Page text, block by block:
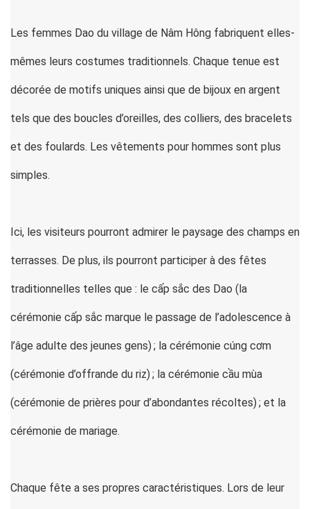
Les femmes Dao du village de Nâm Hông fabriquent elles-
mêmes leurs costumes traditionnels. Chaque tenue est
décorée de motifs uniques ainsi que de bijoux en argent
tels que des boucles d’oreilles, des colliers, des bracelets
et des foulards. Les vêtements pour hommes sont plus
simples.
Ici, les visiteurs pourront admirer le paysage des champs en
terrasses. De plus, ils pourront participer à des fêtes
traditionnelles telles que : le cấp sắc des Dao (la
cérémonie cấp sắc marque le passage de l’adolescence à
l’âge adulte des jeunes gens) ; la cérémonie cúng cơm
(cérémonie d’offrande du riz) ; la cérémonie cầu mùa
(cérémonie de prières pour d’abondantes récoltes) ; et la
cérémonie de mariage.
Chaque fête a ses propres caractéristiques. Lors de leur